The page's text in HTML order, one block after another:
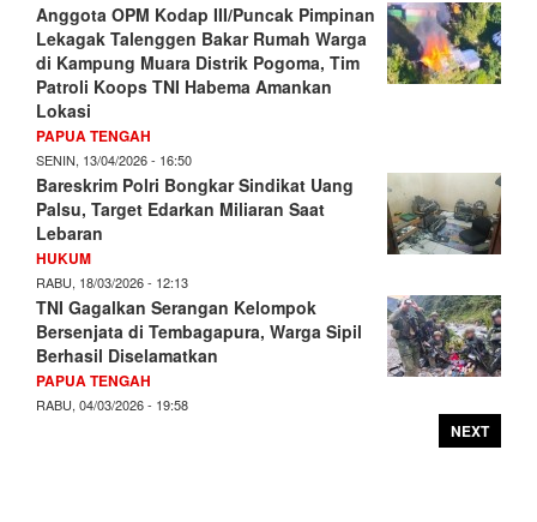
Anggota OPM Kodap III/Puncak Pimpinan
Lekagak Talenggen Bakar Rumah Warga
di Kampung Muara Distrik Pogoma, Tim
Patroli Koops TNI Habema Amankan
Lokasi
PAPUA TENGAH
SENIN, 13/04/2026 - 16:50
Bareskrim Polri Bongkar Sindikat Uang
Palsu, Target Edarkan Miliaran Saat
Lebaran
HUKUM
RABU, 18/03/2026 - 12:13
TNI Gagalkan Serangan Kelompok
Bersenjata di Tembagapura, Warga Sipil
Berhasil Diselamatkan
PAPUA TENGAH
RABU, 04/03/2026 - 19:58
NEXT